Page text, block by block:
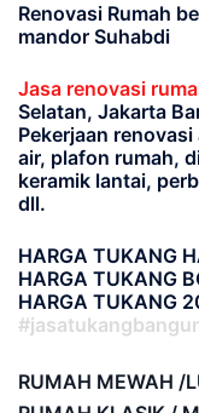
Renovasi Rumah
mandor Suhabdi
Jasa renovasi
Selatan, Jakarta
Pekerjaan
air, plafon rumah,
keramik lantai,
dll.
HARGA TUKANG
HARGA TUKANG
HARGA TUKANG
RUMAH MEWAH /